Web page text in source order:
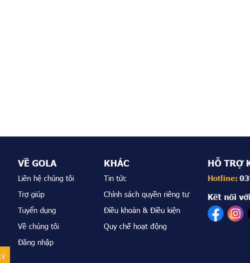
VỀ GOLA
Liên hệ chúng tôi
Trợ giúp
Tuyển dụng
Về chúng tôi
Đăng nhập
KHÁC
Tin tức
Chính sách quyền riêng tư
Điều khoản & Điều kiện
Quy chế hoạt động
HỖ TRỢ
Hotline:
Kết nối